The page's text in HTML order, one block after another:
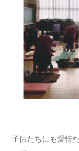
子供たちにも愛情